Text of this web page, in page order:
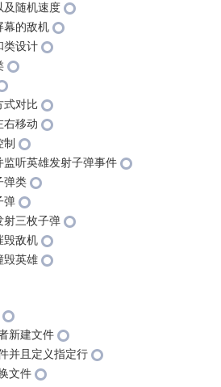
及随机速度
幕的敌机
类设计
式对比
右移动
听英雄发射子弹事件
弹类
弹
射三枚子弹
毁敌机
毁英雄
新建文件
并且定义指定行
文件